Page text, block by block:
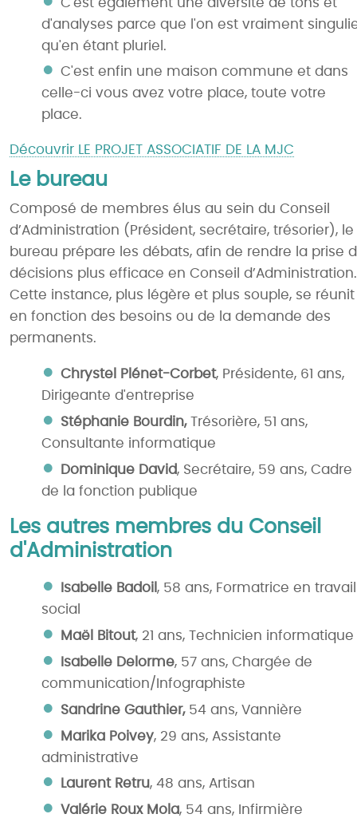
d'analyses parce que l'on est vraiment
qu'en étant pluriel.
C'est enfin une maison commune et dans
celle-ci vous avez votre place, toute votre
place.
Découvrir LE PROJET ASSOCIATIF DE LA MJC
Le bureau
Composé de membres élus au sein du Conseil
d’Administration (Président, secrétaire, trésorier), le
bureau prépare les débats, afin de rendre la prise
décisions plus efficace en Conseil d’Administration.
Cette instance, plus légère et plus souple, se réunit
en fonction des besoins ou de la demande des
permanents.
Chrystel Plénet-Corbet, Présidente, 61 ans,
Dirigeante d'entreprise
Stéphanie Bourdin, Trésorière, 51 ans,
Consultante informatique
Dominique David, Secrétaire, 59 ans, Cadre
de la fonction publique
Les autres membres du Conseil
d'Administration
Isabelle Badoil, 58 ans, Formatrice en travail
social
Maël Bitout, 21 ans, Technicien informatique
Isabelle Delorme, 57 ans, Chargée de
communication/Infographiste
Sandrine Gauthier, 54 ans, Vannière
Marika Poivey, 29 ans, Assistante
administrative
Laurent Retru, 48 ans, Artisan
Valérie Roux Mola, 54 ans, Infirmière